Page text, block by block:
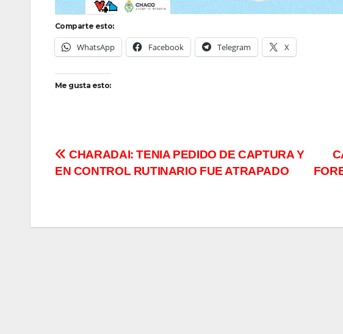
Comparte esto:
WhatsApp Facebook Telegram X
Me gusta esto:
Navegación
CHARADAI: TENIA PEDIDO DE CAPTURA Y
EN CONTROL RUTINARIO FUE ATRAPADO